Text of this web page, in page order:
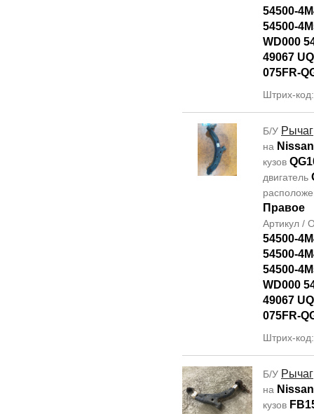
54500-
54500-
WD000
49067
075FR-
Штрих-
Б/У Рычаг
на
кузов
двигатель
Правое
Артикул /
54500-
54500-
54500-
WD000
49067
075FR-
Штрих-
Б/У Рычаг
на
кузов